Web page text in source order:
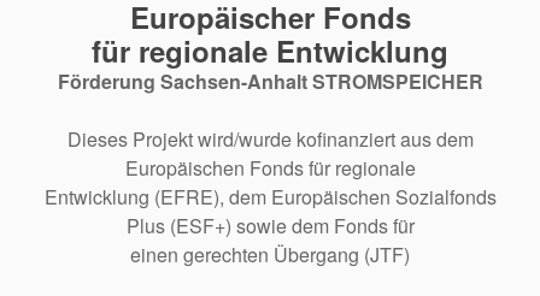
Europäischer Fonds
für regionale Entwicklung
Förderung Sachsen-Anhalt STROMSPEICHER
Dieses Projekt wird/wurde kofinanziert aus dem
Europäischen Fonds für regionale
Entwicklung (EFRE), dem Europäischen Sozialfonds
Plus (ESF+) sowie dem Fonds für
einen gerechten Übergang (JTF)